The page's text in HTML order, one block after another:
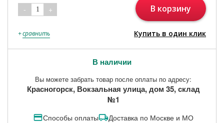
- 1 + В корзину
+сравнить Купить в один клик
В наличии
Вы можете забрать товар после оплаты по адресу:
Красногорск, Вокзальная улица, дом 35, склад
№1
Способы оплаты Доставка по Москве и МО